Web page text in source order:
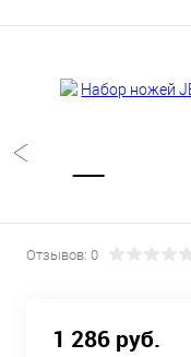
Отзывов: 0
1 286 руб.